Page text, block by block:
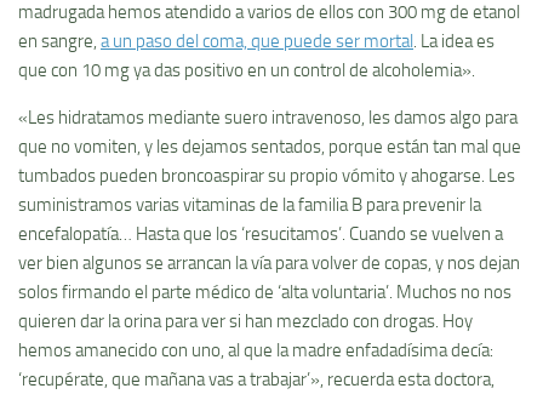
madrugada hemos atendido a varios de ellos con 300 mg de etanol
en sangre, a un paso del coma, que puede ser mortal. La idea es
que con 10 mg ya das positivo en un control de alcoholemia».
«Les hidratamos mediante suero intravenoso, les damos algo para
que no vomiten, y les dejamos sentados, porque están tan mal que
tumbados pueden broncoaspirar su propio vómito y ahogarse. Les
suministramos varias vitaminas de la familia B para prevenir la
encefalopatía… Hasta que los ‘resucitamos’. Cuando se vuelven a
ver bien algunos se arrancan la vía para volver de copas, y nos dejan
solos firmando el parte médico de ‘alta voluntaria’. Muchos no nos
quieren dar la orina para ver si han mezclado con drogas. Hoy
hemos amanecido con uno, al que la madre enfadadísima decía:
‘recupérate, que mañana vas a trabajar’», recuerda esta doctora,